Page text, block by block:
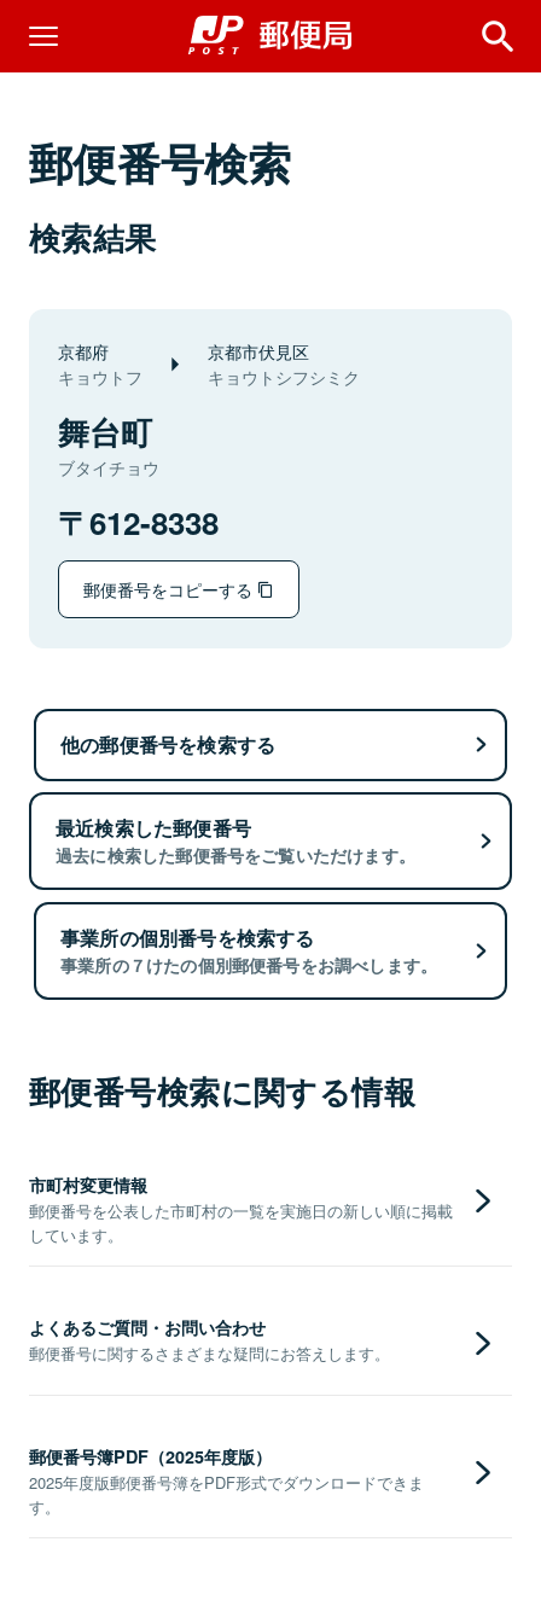
郵便番号検索
検索結果
京都府
キョウトフ
京都市伏見区
キョウトシフシミク
舞台町
ブタイチョウ
612-8338
郵便番号をコピーする
他の郵便番号を検索する
最近検索した郵便番号
過去に検索した郵便番号をご覧いただけます。
事業所の個別番号を検索する
事業所の７けたの個別郵便番号をお調べします。
郵便番号検索に関する情報
市町村変更情報
郵便番号を公表した市町村の一覧を実施日の新しい順に掲載
しています。
よくあるご質問・お問い合わせ
郵便番号に関するさまざまな疑問にお答えします。
郵便番号簿PDF（2025年度版）
2025年度版郵便番号簿をPDF形式でダウンロードできま
す。